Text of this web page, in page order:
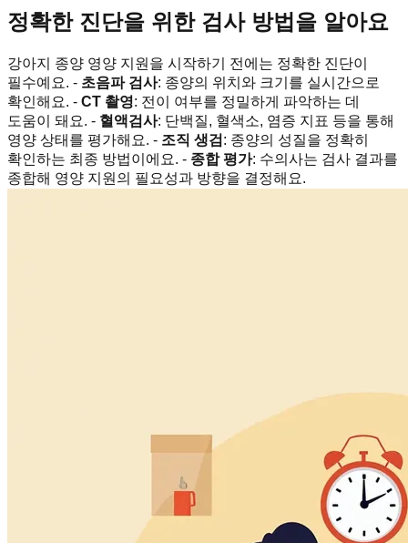
정확한 진단을 위한 검사 방법을 알아요
강아지 종양 영양 지원을 시작하기 전에는 정확한 진단이
필수예요. - 초음파 검사: 종양의 위치와 크기를 실시간으로
확인해요. - CT 촬영: 전이 여부를 정밀하게 파악하는 데
도움이 돼요. - 혈액검사: 단백질, 혈색소, 염증 지표 등을 통해
영양 상태를 평가해요. - 조직 생검 : 종양의 성질을 정확히
확인하는 최종 방법이에요. - 종합 평가: 수의사는 검사 결과를
종합해 영양 지원의 필요성과 방향을 결정해요.